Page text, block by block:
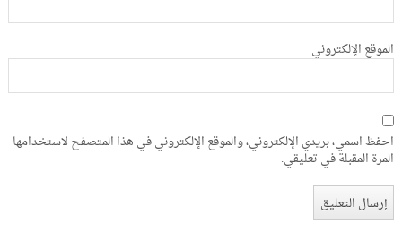
الموقع الإلكتروني
احفظ اسمي، بريدي الإلكتروني، والموقع الإلكتروني في هذا المتصفح لاستخدامها
المرة المقبلة في تعليقي.